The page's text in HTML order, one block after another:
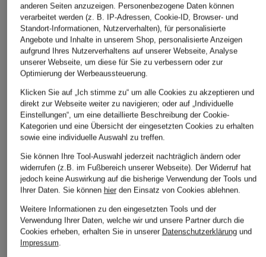
+Aktionsrabatt
ONLY
24,99 €
Bestpreis:49,99 €
+Aktionsrabatt
miss goodlife
Pailletten
79,99 €
Ursprünglich:129,99 €
+Aktionsrabatt
7 for all mankind
MARIE
129,99 €
Ursprünglich:
anderen Seiten anzuzeigen. Personenbezogene Daten können
verarbeitet werden (z. B. IP-Adressen, Cookie-ID, Browser- und
Standort-Informationen, Nutzerverhalten), für personalisierte
Angebote und Inhalte in unserem Shop, personalisierte Anzeigen
aufgrund Ihres Nutzerverhaltens auf unserer Webseite, Analyse
unserer Webseite, um diese für Sie zu verbessern oder zur
Optimierung der Werbeaussteuerung.
Klicken Sie auf „Ich stimme zu“ um alle Cookies zu akzeptieren und
direkt zur Webseite weiter zu navigieren; oder auf „Individuelle
Einstellungen“, um eine detaillierte Beschreibung der Cookie-
Kategorien und eine Übersicht der eingesetzten Cookies zu erhalten
sowie eine individuelle Auswahl zu treffen.
Sie können Ihre Tool-Auswahl jederzeit nachträglich ändern oder
widerrufen (z.B. im Fußbereich unserer Webseite). Der Widerruf hat
jedoch keine Auswirkung auf die bisherige Verwendung der Tools und
Ihrer Daten. Sie können hierden Einsatz von Cookies ablehnen.
Weitere Informationen zu den eingesetzten Tools und der
Verwendung Ihrer Daten, welche wir und unsere Partner durch die
Cookies erheben, erhalten Sie in unserer Datenschutzerklärungund
Impressum.